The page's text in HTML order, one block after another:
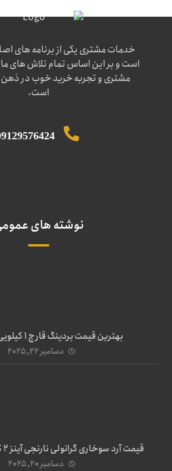
خدمات مشتری یکی از برنامه های
است و بر این اساس تمام تلاش های ما
مشتری و تجربه خرید خوب در ذهن
است.
نوشته های
بهترین قیمت بردینگ قارچ 1 کیلویی در آذر ۱۴۰۴
دسامبر ۲۲, ۲۰۲۵
قیمت آرد سوخاری گرانولی نارنجی آینز ۲ کیلویی در آذر ۱۴۰۴
دسامبر ۲۰, ۲۰۲۵